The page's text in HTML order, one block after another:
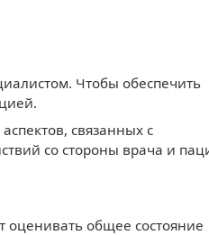
Чтобы обеспечить
связанных с
со стороны врача и
оценивать общее состояние